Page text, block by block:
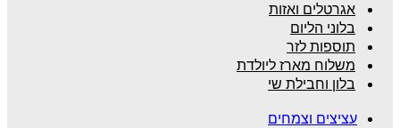
אגרטלים ואזות
בלוני הליום
תוספות לזר
משלוח מארז ליולדת
בלון וחבילת שי
עציצים וצמחים